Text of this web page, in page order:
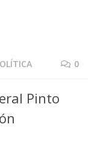
0
Pinto